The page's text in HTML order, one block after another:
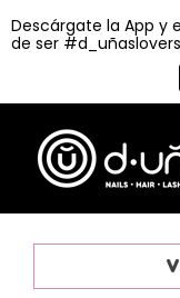
contenido
Descárgate la App y
de ser #d_uñaslovers